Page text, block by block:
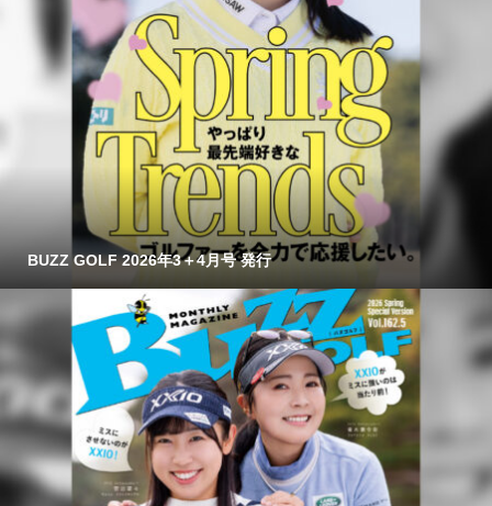
BUZZ GOLF 2026年3＋4月号 発行